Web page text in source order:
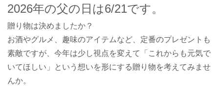
2026年の父の日は6/21です。
贈り物は決めましたか？
お酒やグルメ、趣味のアイテムなど、定番のプレゼントも
素敵ですが、今年は少し視点を変えて「これからも元気で
いてほしい」という想いを形にする贈り物を考えてみませ
んか。